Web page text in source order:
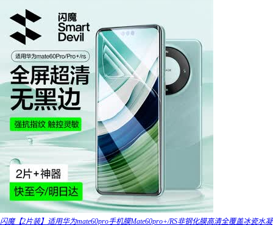
闪魔【2片装】适用华为mate60pro手机膜Mate60pro+/RS非钢化膜高清全覆盖冰瓷水凝